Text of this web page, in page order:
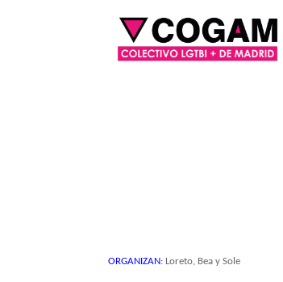
ORGANIZAN: Loreto, Bea y Sole